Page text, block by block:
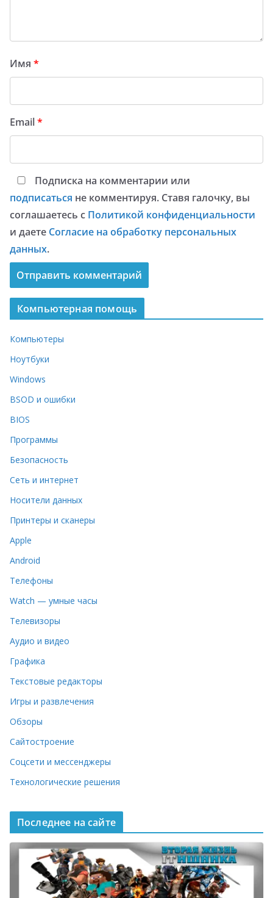
Имя *
Email*
Подписка на комментарии или
подписаться не комментируя. Ставя галочку, вы
соглашаетесь с Политикой конфиденциальности
и даете Согласие на обработку персональных
данных.
Компьютерная помощь
Компьютеры
Ноутбуки
Windows
BSOD и ошибки
BIOS
Программы
Безопасность
Сеть и интернет
Носители данных
Принтеры и сканеры
Apple
Android
Телефоны
Watch — умные часы
Телевизоры
Аудио и видео
Графика
Текстовые редакторы
Игры и развлечения
Обзоры
Сайтостроение
Соцсети и мессенджеры
Технологические решения
Последнее на сайте